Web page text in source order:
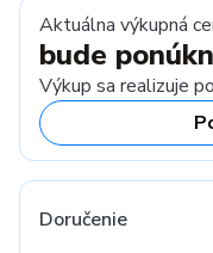
Aktuálna výkupná
bude
Výkup sa realizuje
Doručenie